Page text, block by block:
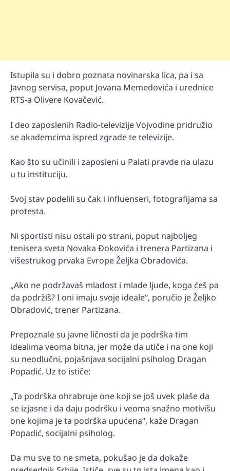
Istupila su i dobro poznata novinarska lica, pa i sa
Javnog servisa, poput Jovana Memedovića i urednice
RTS-a Olivere Kovačević.
I deo zaposlenih Radio-televizije Vojvodine pridružio
se akademcima ispred zgrade te televizije.
Kao što su učinili i zaposleni u Palati pravde na ulazu
u tu instituciju.
Svoj stav podelili su čak i influenseri, fotografijama sa
protesta.
Ni sportisti nisu ostali po strani, poput najboljeg
tenisera sveta Novaka Đokovića i trenera Partizana i
višestrukog prvaka Evrope Željka Obradovića.
„Ako ne podržavaš mladost i mlade ljude, koga ćeš pa
da podržiš? I oni imaju svoje ideale“, poručio je Željko
Obradović, trener Partizana.
Prepoznale su javne ličnosti da je podrška tim
idealima veoma bitna, jer može da utiče i na one koji
su neodlučni, pojašnjava socijalni psiholog Dragan
Popadić. Uz to ističe:
„Ta podrška ohrabruje one koji se još uvek plaše da
se izjasne i da daju podršku i veoma snažno motivišu
one kojima je ta podrška upućena“, kaže Dragan
Popadić, socijalni psiholog.
Da mu sve to ne smeta, pokušao je da dokaže